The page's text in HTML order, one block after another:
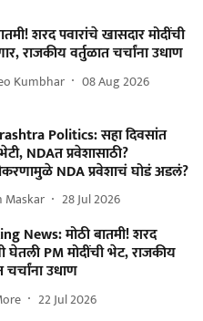
शरद पवारांचे खासदार मोदींची
राजकीय वर्तुळात चर्चांना उधाण
Kumbhar 08 Aug 2026
Politics: सहा दिवसांत
NDAत प्रवेशासाठी?
NDA प्रवेशाचं घोडं अडलं?
Maskar 28 Jul 2026
News: मोठी बातमी! शरद
घेतली PM मोदींची भेट, राजकीय
चर्चांना उधाण
22 Jul 2026